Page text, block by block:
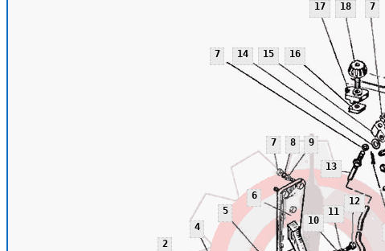
2
4
5
6
7
7
7 8 9
10
11
12
13
14 15 16
17 18